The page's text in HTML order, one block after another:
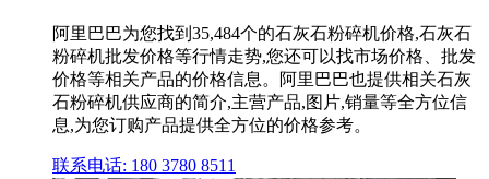
阿里巴巴为您找到35,484个的石灰石粉碎机价格,石灰石
粉碎机批发价格等行情走势,您还可以找市场价格、批发
价格等相关产品的价格信息。阿里巴巴也提供相关石灰
石粉碎机供应商的简介,主营产品,图片,销量等全方位信
息,为您订购产品提供全方位的价格参考。
联系电话: 180 3780 8511